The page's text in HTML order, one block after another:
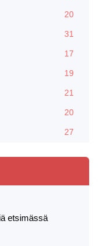
20
31
17
19
21
20
27
etsimässä